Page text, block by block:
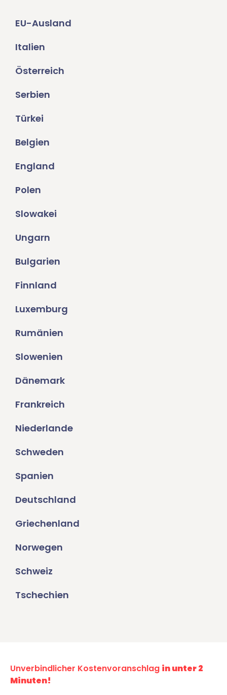
EU-Ausland
Italien
Österreich
Serbien
Türkei
Belgien
England
Polen
Slowakei
Ungarn
Bulgarien
Finnland
Luxemburg
Rumänien
Slowenien
Dänemark
Frankreich
Niederlande
Schweden
Spanien
Deutschland
Griechenland
Norwegen
Schweiz
Tschechien
Unverbindlicher Kostenvoranschlag in unter 2
Minuten!